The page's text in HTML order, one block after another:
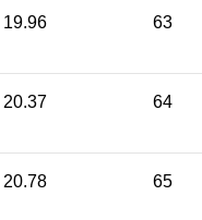
19.96 63
20.37 64
20.78 65